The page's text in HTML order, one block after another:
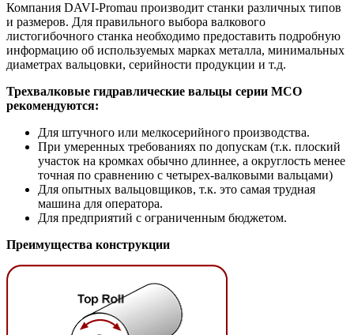
Компания DAVI-Promau производит станки различных типов
и размеров. Для правильного выбора валкового
листогибочного станка необходимо предоставить подробную
информацию об используемых марках металла, минимальных
диаметрах вальцовки, серийности продукции и т.д.
Трехвалковые гидравлические вальцы серии МСО
рекомендуются:
Для штучного или мелкосерийного производства.
При умеренных требованиях по допускам (т.к. плоский
участок на кромках обычно длиннее, а округлость менее
точная по сравнению с четырех-валковыми вальцами)
Для опытных вальцовщиков, т.к. это самая трудная
машина для оператора.
Для предприятий с ограниченным бюджетом.
Преимущества конструкции